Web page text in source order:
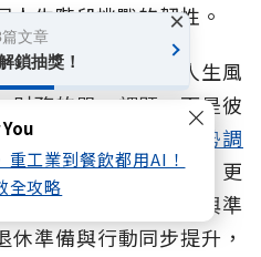
重工業到餐飲都用AI！
全攻略
生階段挑戰的韌性。
與家庭結構改變，人生風
財務的單一課題，而是彼
《
2026人生風險趨勢調
落實保障與財務規劃，更
建立完整的社會支持與準
準備與行動同步提升，
文章
鎖抽獎！
×